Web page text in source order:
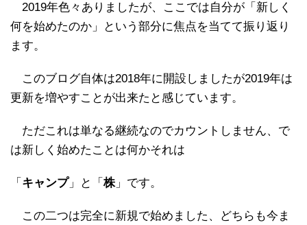
2019年色々ありましたが、ここでは自分が「新しく
何を始めたのか」という部分に焦点を当てて振り返り
ます。
このブログ自体は2018年に開設しましたが2019年は
更新を増やすことが出来たと感じています。
ただこれは単なる継続なのでカウントしません、で
は新しく始めたことは何かそれは
「 キャンプ」と「 株」です。
この二つは完全に新規で始めました、どちらも今ま